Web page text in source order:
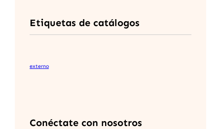
Etiquetas de catálogos
externo
Conéctate con nosotros